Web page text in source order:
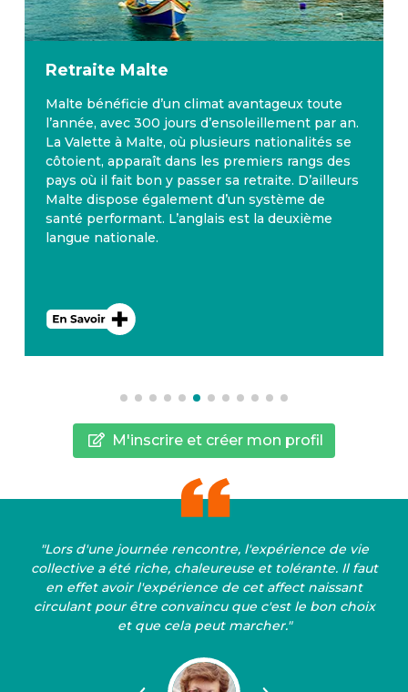
Retraite Malte
Malte bénéficie d’un climat avantageux toute
l’année, avec 300 jours d’ensoleillement par an.
La Valette à Malte, où plusieurs nationalités se
côtoient, apparaît dans les premiers rangs des
pays où il fait bon y passer sa retraite. D’ailleurs
Malte dispose également d’un système de
santé performant. L’anglais est la deuxième
langue nationale.
M'inscrire et créer mon profil
"Lors d'une journée rencontre, l'expérience de vie
collective a été riche, chaleureuse et tolérante. Il faut
en effet avoir l'expérience de cet affect naissant
circulant pour être convaincu que c'est le bon choix
et que cela peut marcher."